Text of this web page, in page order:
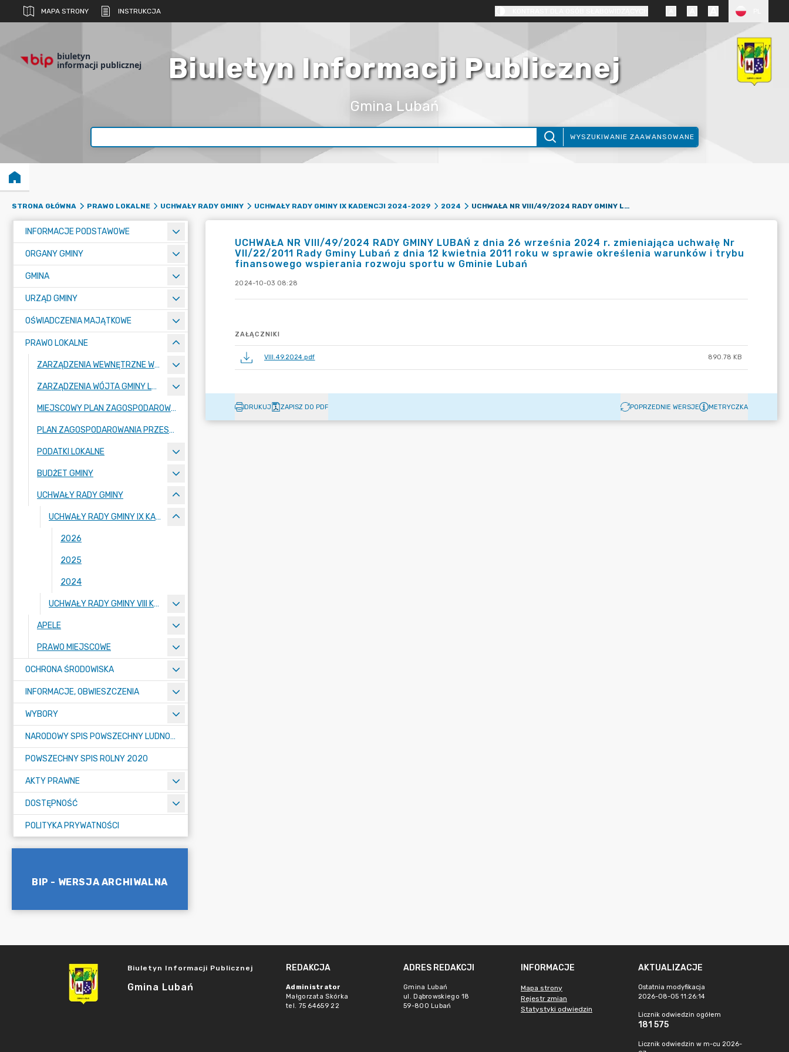
MAPA STRONY INSTRUKCJA
biuletyn
informacji publicznej Biuletyn Informacji Publicznej
Gmina Lubań
WYSZUKIWANIE ZAAWANSOWANE
STRONA GŁÓWNA PRAWO LOKALNE UCHWAŁY RADY GMINY UCHWAŁY RADY GMINY IX KADENCJI 2024-2029 2024 UCHWAŁA NR VIII/49/2024 RADY GMINY LUBAŃ Z DNIA 26 WRZEŚNIA 2024 R. ZMIENIAJĄCA UCHWAŁĘ NR VII/22/2011 RADY GMINY LUBAŃ Z DNIA 12 KWIETNIA 2011 ROKU W SPRAWIE OKREŚLENIA WARUNKÓW I TRYBU FINANSOWEGO WSPIERANIA ROZWOJU SPORTU W GMINIE LUBAŃ
INFORMACJE PODSTAWOWE
ORGANY GMINY
GMINA
URZĄD GMINY
OŚWIADCZENIA MAJĄTKOWE
PRAWO LOKALNE
ZARZĄDZENIA WEWNĘTRZNE WÓJTA GMINY LUBAŃ
ZARZĄDZENIA WÓJTA GMINY LUBAŃ
MIEJSCOWY PLAN ZAGOSPODAROWANIA PRZESTRZENNEGO
PLAN ZAGOSPODAROWANIA PRZESTRZENNEGO
PODATKI LOKALNE
BUDŻET GMINY
UCHWAŁY RADY GMINY
UCHWAŁY RADY GMINY IX KADENCJI 2024-2029
2026
2025
2024
UCHWAŁY RADY GMINY VIII KADENCJI 2018-2023
APELE
PRAWO MIEJSCOWE
OCHRONA ŚRODOWISKA
INFORMACJE, OBWIESZCZENIA
WYBORY
NARODOWY SPIS POWSZECHNY LUDNOŚCI I MIESZKAŃ W 2021
POWSZECHNY SPIS ROLNY 2020
AKTY PRAWNE
DOSTĘPNOŚĆ
POLITYKA PRYWATNOŚCI
BIP - WERSJA ARCHIWALNA
UCHWAŁA NR VIII/49/2024 RADY GMINY LUBAŃ z dnia 26 września 2024 r. zmieniająca uchwałę Nr
VII/22/2011 Rady Gminy Lubań z dnia 12 kwietnia 2011 roku w sprawie określenia warunków i trybu
finansowego wspierania rozwoju sportu w Gminie Lubań
2024-10-03 08:28
ZAŁĄCZNIKI
VIII.49.2024.pdf 890.78 KB
DRUKUJ ZAPISZ DO PDF POPRZEDNIE WERSJE METRYCZKA
Biuletyn Informacji Publicznej
Gmina Lubań
REDAKCJA
Administrator
Małgorzata Skórka
tel. 75 64659 22
ADRES REDAKCJI
Gmina Lubań
ul. Dąbrowskiego 18
59-800 Lubań
INFORMACJE
Mapa strony
Rejestr zmian
Statystyki odwiedzin
AKTUALIZACJE
Ostatnia modyfikacja
2026-08-05 11:26:14
Licznik odwiedzin ogółem
181 575
Licznik odwiedzin w m-cu 2026-